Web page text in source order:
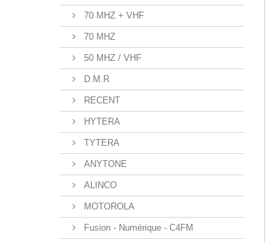
70 MHZ + VHF
70 MHZ
50 MHZ / VHF
D.M.R
RECENT
HYTERA
TYTERA
ANYTONE
ALINCO
MOTOROLA
Fusion - Numérique - C4FM